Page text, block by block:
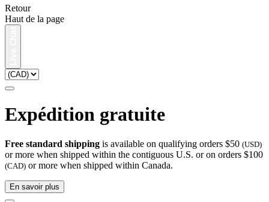
Retour
Haut de la page
Expédition gratuite
Free standard shipping is available on qualifying orders $50 (USD)
or more when shipped within the contiguous U.S. or on orders $100
(CAD) or more when shipped within Canada.
En savoir plus